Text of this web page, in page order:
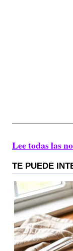
Lee todas las